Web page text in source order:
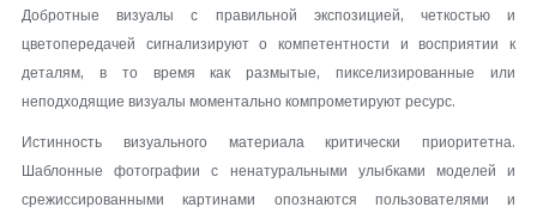
Добротные визуалы с правильной экспозицией, четкостью и
цветопередачей сигнализируют о компетентности и восприятии к
деталям, в то время как размытые, пикселизированные или
неподходящие визуалы моментально компрометируют ресурс.
Истинность визуального материала критически приоритетна.
Шаблонные фотографии с ненатуральными улыбками моделей и
срежиссированными картинами опознаются пользователями и